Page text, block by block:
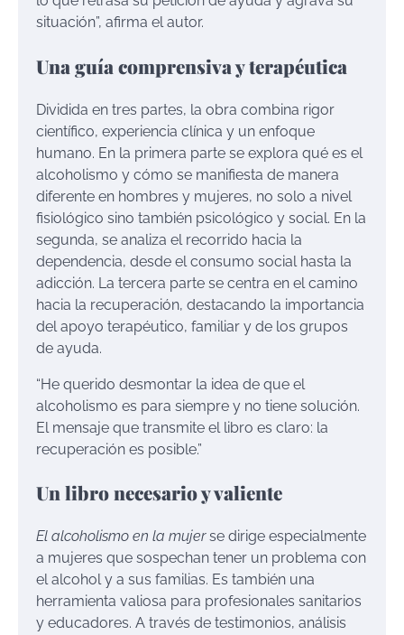
situación”, afirma el autor.
Una guía comprensiva y terapéutica
Dividida en tres partes, la obra combina rigor
científico, experiencia clínica y un enfoque
humano. En la primera parte se explora qué es el
alcoholismo y cómo se manifiesta de manera
diferente en hombres y mujeres, no solo a nivel
fisiológico sino también psicológico y social. En la
segunda, se analiza el recorrido hacia la
dependencia, desde el consumo social hasta la
adicción. La tercera parte se centra en el camino
hacia la recuperación, destacando la importancia
del apoyo terapéutico, familiar y de los grupos
de ayuda.
“He querido desmontar la idea de que el
alcoholismo es para siempre y no tiene solución.
El mensaje que transmite el libro es claro: la
recuperación es posible.”
Un libro necesario y valiente
El alcoholismo en la mujerse dirige especialmente
a mujeres que sospechan tener un problema con
el alcohol y a sus familias. Es también una
herramienta valiosa para profesionales sanitarios
y educadores. A través de testimonios, análisis